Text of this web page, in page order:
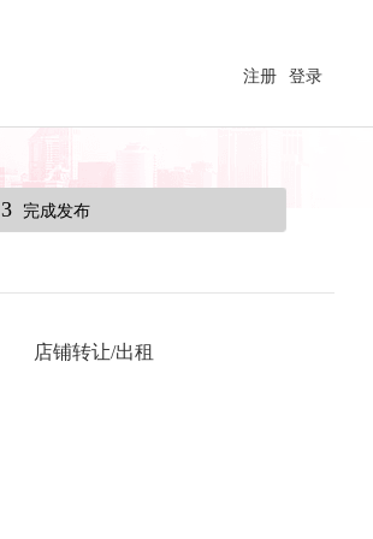
登录
注册
3 完成发布
店铺转让/出租